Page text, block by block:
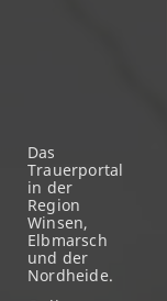
Das
Trauerportal
in der
Region
Winsen,
Elbmarsch
und der
Nordheide.